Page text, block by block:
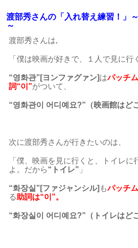
渡部秀さんの「入れ替え練習！」
～
渡部秀さんは,
「僕は映画が好きで、１人で見に行
“영화관”[ヨンファグァン]はパッチ
詞“이”がついて、
“영화관이 어디예요?”（映画館はど
次に渡部秀さんが行きたいのは、
「僕、映画を見に行くと、トイレに
よ。だから“トイレ” 」
“화장실”[ファジャンシル] もパッチ
る助詞は“이”。
“화장실이 어디예요?”（トイレはど